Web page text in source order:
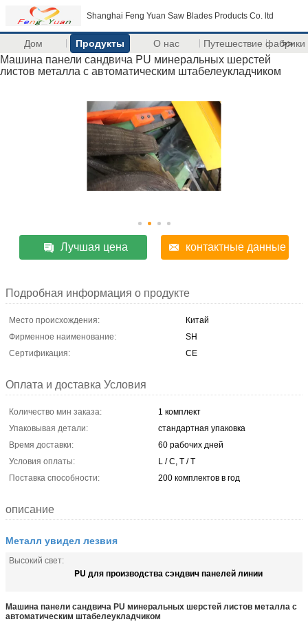
Shanghai Feng Yuan Saw Blades Products Co. ltd
Дом Продукты О нас Путешествие фабрики
>>
Машина панели сандвича PU минеральных шерстей
листов металла с автоматическим штабелеукладчиком
Лучшая цена контактные данные
Подробная информация о продукте
Место происхождения:
Китай
Фирменное наименование:
SH
Сертификация:
CE
Оплата и доставка Условия
Количество мин заказа:
1 комплект
Упаковывая детали:
стандартная упаковка
Время доставки:
60 рабочих дней
Условия оплаты:
L / C, T / T
Поставка способности:
200 комплектов в год
описание
Металл увидел лезвия
Высокий свет:
PU для производства сэндвич панелей линии
Машина панели сандвича PU минеральных шерстей листов металла с
автоматическим штабелеукладчиком